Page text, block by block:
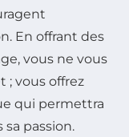
En offrant des
vous ne vous
; vous offrez
qui permettra
sa passion.